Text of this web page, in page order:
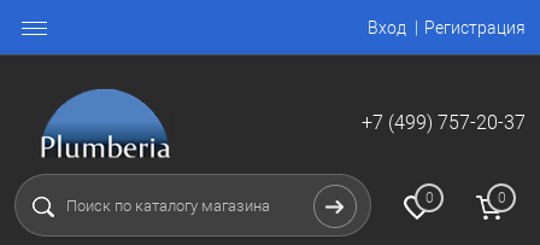
Вход Регистрация
+7 (499) 757-20-37
0 0